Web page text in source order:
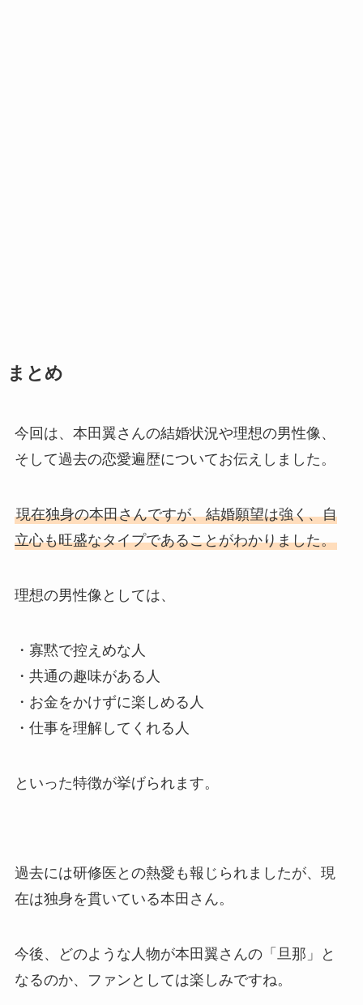
まとめ
今回は、本田翼さんの結婚状況や理想の男性像、
そして過去の恋愛遍歴についてお伝えしました。
現在独身の本田さんですが、結婚願望は強く、自
立心も旺盛なタイプであることがわかりました。
理想の男性像としては、
・寡黙で控えめな人
・共通の趣味がある人
・お金をかけずに楽しめる人
・仕事を理解してくれる人
といった特徴が挙げられます。
過去には研修医との熱愛も報じられましたが、現
在は独身を貫いている本田さん。
今後、どのような人物が本田翼さんの「旦那」と
なるのか、ファンとしては楽しみですね。